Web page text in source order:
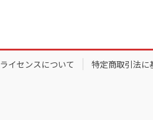
ライセンスについて 特定商取引法に